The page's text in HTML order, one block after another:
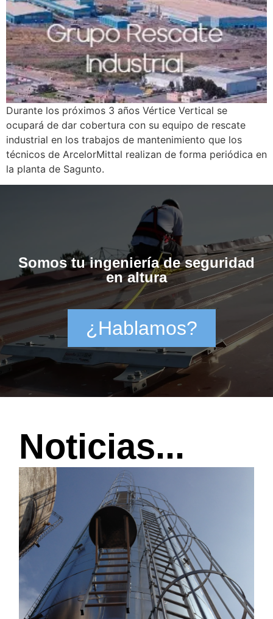
Durante los próximos 3 años Vértice Vertical se
ocupará de dar cobertura con su equipo de rescate
industrial en los trabajos de mantenimiento que los
técnicos de ArcelorMittal realizan de forma periódica en
la planta de Sagunto.
Somos tu ingeniería de seguridad
en altura
¿Hablamos?
Noticias...